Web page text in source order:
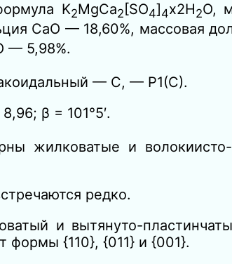
K2MgCa2 [SO4]4x2H2O,
СаО — 18,60%, массовая
— 5,98%.
— С, — Р1(С).
8,96; β = 101°5′.
жилковатые и
редко.
и вытянуто-
формы {110}, {011} и {001}.